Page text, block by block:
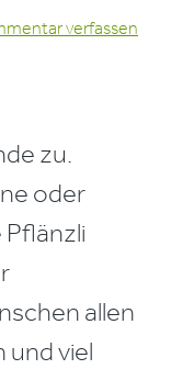
verfassen
zu.
oder
allen
und viel